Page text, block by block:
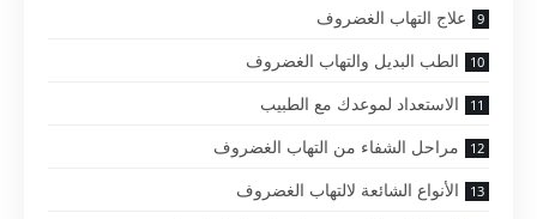
علاج التهاب الغضروف
الطب البديل والتهاب الغضروف
الاستعداد لموعدك مع الطبيب
مراحل الشفاء من التهاب الغضروف
الأنواع الشائعة لالتهاب الغضروف